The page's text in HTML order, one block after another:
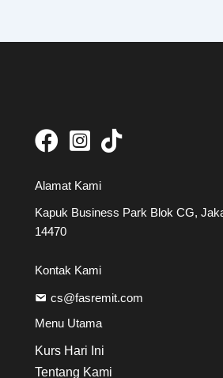
Alamat Kami
Kapuk Business Park Blok CG,
14470
Kontak Kami
cs@fasremit.com
Menu Utama
Kurs Hari Ini
Tentang Kami